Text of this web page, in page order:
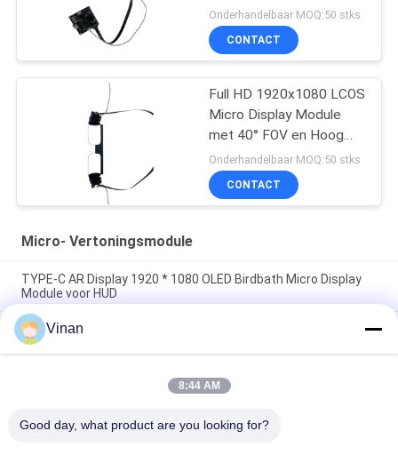
van 120 Hz, gezichtsveld
van 40° en resolutie van
1920 x 1080
Onderhandelbaar MOQ:50 stks
CONTACT
Full HD 1920x1080 LCOS
Micro Display Module
met 40° FOV en Hoog
Contrast 200:1 voor
AR/VR Toepassingen
Onderhandelbaar MOQ:50 stks
CONTACT
Micro- Vertoningsmodule
TYPE-C AR Display 1920 * 1080 OLED Birdbath Micro Display
Module voor HUD
Volledige HD Sony Micro- van het 0,7 Duim Éénogige Scherm
Flexibele OLED Vertoningsmodule voor de Helm van AR
Micro- van de aandrijvingsplaat Vertoningsmodule, Kleine
Grootte 0. 7 de Vertoning van de duim 1920 & 1080 Resolutie
Vinan
8:44 AM
Good day, what product are you looking for?